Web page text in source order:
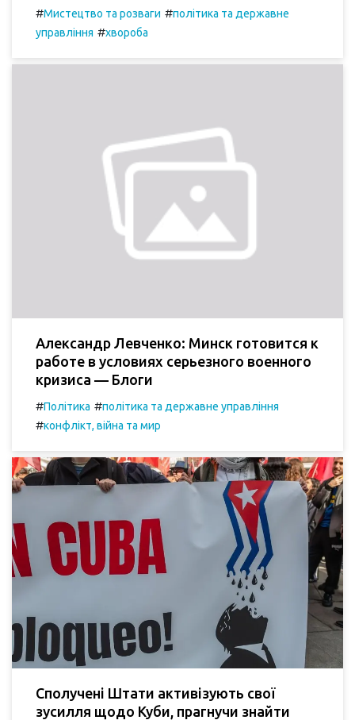
#Мистецтво та розваги #політика та державне
управління #хвороба
Александр Левченко: Минск готовится к
работе в условиях серьезного военного
кризиса — Блоги
#Політика #політика та державне управління
#конфлікт, війна та мир
Сполучені Штати активізують свої
зусилля щодо Куби, прагнучи знайти